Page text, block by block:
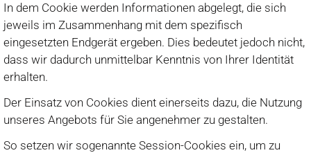
In dem Cookie werden Informationen abgelegt, die sich
jeweils im Zusammenhang mit dem spezifisch
eingesetzten Endgerät ergeben. Dies bedeutet jedoch nicht,
dass wir dadurch unmittelbar Kenntnis von Ihrer Identität
erhalten.
Der Einsatz von Cookies dient einerseits dazu, die Nutzung
unseres Angebots für Sie angenehmer zu gestalten.
So setzen wir sogenannte Session-Cookies ein, um zu